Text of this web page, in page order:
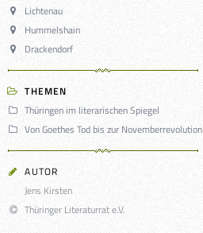
Lichtenau
Hummelshain
Drackendorf
THEMEN
Thüringen im literarischen Spiegel
Von Goethes Tod bis zur Novemberrevolution
AUTOR
Jens Kirsten
Thüringer Literaturrat e.V.